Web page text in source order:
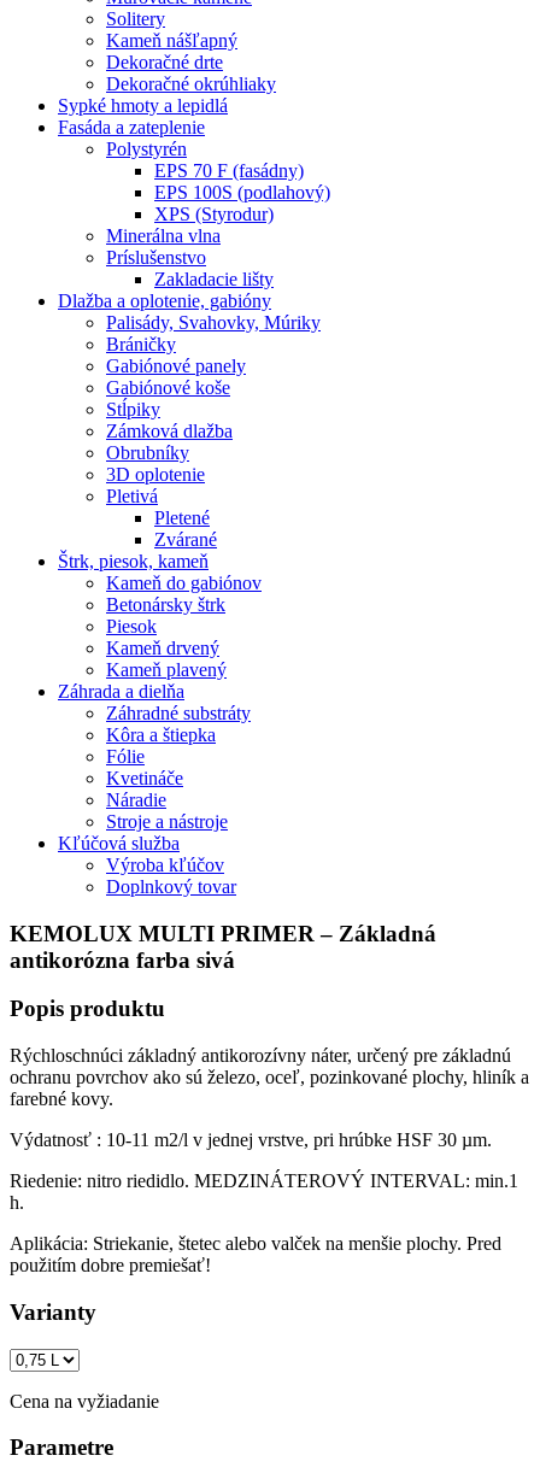
Solitery
Kameň nášľapný
Dekoračné drte
Dekoračné okrúhliaky
Sypké hmoty a lepidlá
Fasáda a zateplenie
Polystyrén
EPS 70 F (fasádny)
EPS 100S (podlahový)
XPS (Styrodur)
Minerálna vlna
Príslušenstvo
Zakladacie lišty
Dlažba a oplotenie, gabióny
Palisády, Svahovky, Múriky
Bráničky
Gabiónové panely
Gabiónové koše
Stĺpiky
Zámková dlažba
Obrubníky
3D oplotenie
Pletivá
Pletené
Zvárané
Štrk, piesok, kameň
Kameň do gabiónov
Betonársky štrk
Piesok
Kameň drvený
Kameň plavený
Záhrada a dielňa
Záhradné substráty
Kôra a štiepka
Fólie
Kvetináče
Náradie
Stroje a nástroje
Kľúčová služba
Výroba kľúčov
Doplnkový tovar
KEMOLUX MULTI PRIMER – Základná
antikorózna farba sivá
Popis produktu
Rýchloschnúci základný antikorozívny náter, určený pre základnú
ochranu povrchov ako sú železo, oceľ, pozinkované plochy, hliník a
farebné kovy.
Výdatnosť : 10-11 m2/l v jednej vrstve, pri hrúbke HSF 30 µm.
Riedenie: nitro riedidlo. MEDZINÁTEROVÝ INTERVAL: min.1
h.
Aplikácia: Striekanie, štetec alebo valček na menšie plochy. Pred
použitím dobre premiešať!
Varianty
Cena na vyžiadanie
Parametre